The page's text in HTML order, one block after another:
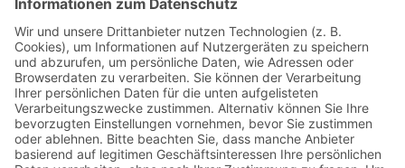
Jetzt beim BITO Newsletter
anmelden:
Lager- & Logistiknews